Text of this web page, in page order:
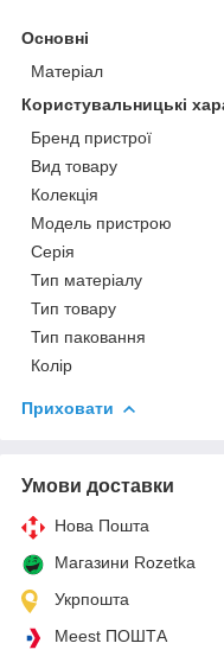
Основні
Матеріал
Користувальницькі
Бренд пристрої
Вид товару
Колекція
Модель пристрою
Серія
Тип матеріалу
Тип товару
Тип паковання
Колір
Приховати
Умови доставки
Нова Пошта
Магазини Rozetka
Укрпошта
Meest ПОШТА